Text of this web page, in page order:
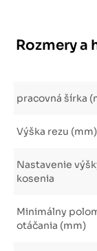
Rozmery a
pracovná šírka
Výška rezu (mm)
Nastavenie
kosenia
Minimálny
otáčania (mm)